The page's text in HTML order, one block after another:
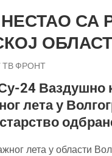
СА
ТВ ФРОНТ
24 Ваздушно
лета у
лета у области